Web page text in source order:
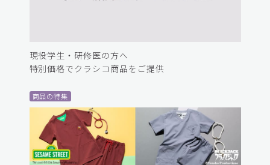
現役学生・研修医の方へ
特別価格でクラシコ商品をご提供
商品の特集